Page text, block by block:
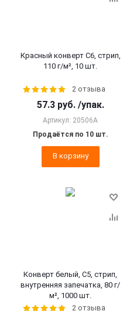
Красный конверт С6, стрип,
110 г/м², 10 шт.
2 отзыва
57.3 руб. /упак.
Артикул: 20506A
Продаётся по 10 шт.
В корзину
Конверт белый, C5, стрип,
внутренняя запечатка, 80 г/
м², 1000 шт.
2 отзыва